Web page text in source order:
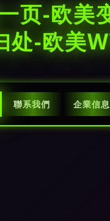
页-欧美
处-欧美
聯系我們 企業信息